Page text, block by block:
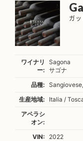
ガ
ワイナリ
ー:
Sagona
サゴナ
品種:
生産地域:
Italia /
アペラシ
オン:
VIN: 2022